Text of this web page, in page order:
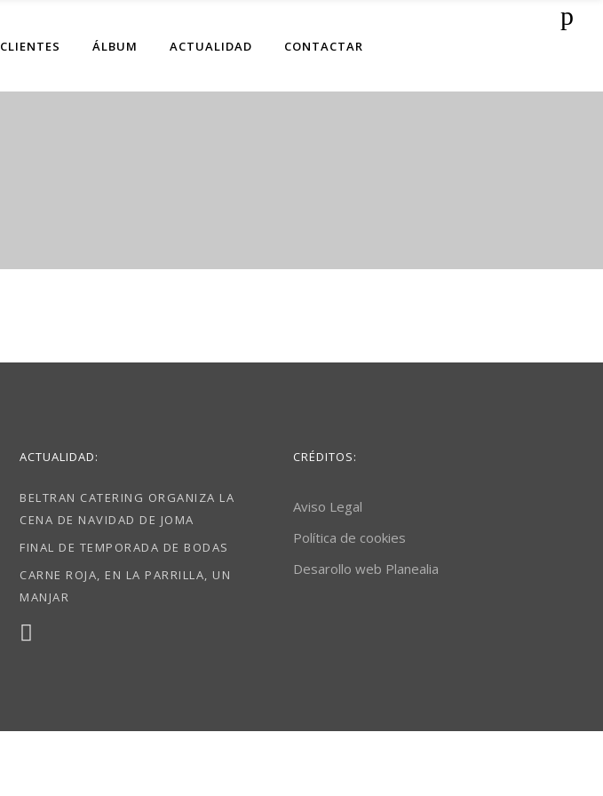
CLIENTES ÁLBUM ACTUALIDAD CONTACTAR
ACTUALIDAD:
BELTRAN CATERING ORGANIZA LA
CENA DE NAVIDAD DE JOMA
FINAL DE TEMPORADA DE BODAS
CARNE ROJA, EN LA PARRILLA, UN
MANJAR
CRÉDITOS:
Aviso Legal
Política de cookies
Desarollo web Planealia